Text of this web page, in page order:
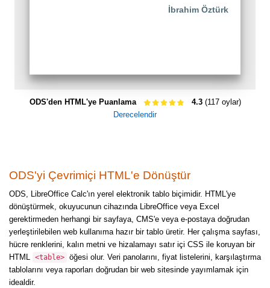
İbrahim Öztürk
ODS'den HTML'ye Puanlama 4.3(117 oylar)
Derecelendir
ODS'yi Çevrimiçi HTML'e Dönüştür
ODS, LibreOffice Calc'ın yerel elektronik tablo biçimidir. HTML'ye
dönüştürmek, okuyucunun cihazında LibreOffice veya Excel
gerektirmeden herhangi bir sayfaya, CMS'e veya e-postaya doğrudan
yerleştirilebilen web kullanıma hazır bir tablo üretir. Her çalışma sayfası,
hücre renklerini, kalın metni ve hizalamayı satır içi CSS ile koruyan bir
HTML <table> öğesi olur. Veri panolarını, fiyat listelerini, karşılaştırma
tablolarını veya raporları doğrudan bir web sitesinde yayımlamak için
idealdir.